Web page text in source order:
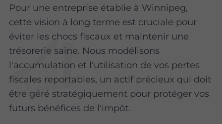
Pour une entreprise établie à Winnipeg,
cette vision à long terme est cruciale pour
éviter les chocs fiscaux et maintenir une
trésorerie saine. Nous modélisons
l'accumulation et l'utilisation de vos pertes
fiscales reportables, un actif précieux qui doit
être géré stratégiquement pour protéger vos
futurs bénéfices de l'impôt.